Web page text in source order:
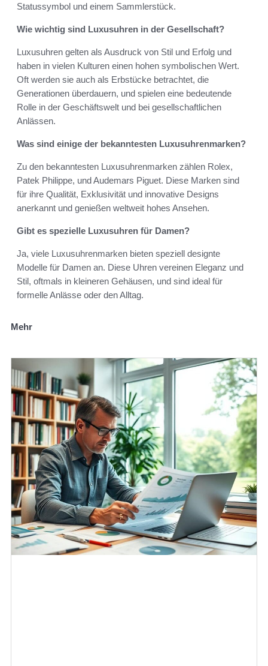
Statussymbol und einem Sammlerstück.
Wie wichtig sind Luxusuhren in der Gesellschaft?
Luxusuhren gelten als Ausdruck von Stil und Erfolg und
haben in vielen Kulturen einen hohen symbolischen Wert.
Oft werden sie auch als Erbstücke betrachtet, die
Generationen überdauern, und spielen eine bedeutende
Rolle in der Geschäftswelt und bei gesellschaftlichen
Anlässen.
Was sind einige der bekanntesten Luxusuhrenmarken?
Zu den bekanntesten Luxusuhrenmarken zählen Rolex,
Patek Philippe, und Audemars Piguet. Diese Marken sind
für ihre Qualität, Exklusivität und innovative Designs
anerkannt und genießen weltweit hohes Ansehen.
Gibt es spezielle Luxusuhren für Damen?
Ja, viele Luxusuhrenmarken bieten speziell designte
Modelle für Damen an. Diese Uhren vereinen Eleganz und
Stil, oftmals in kleineren Gehäusen, und sind ideal für
formelle Anlässe oder den Alltag.
Mehr